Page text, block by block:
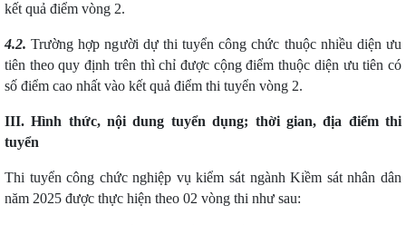
kết quả điểm vòng 2.
4.2. Trường hợp người dự thi tuyển công chức thuộc nhiều diện ưu
tiên theo quy định trên thì chỉ được cộng điểm thuộc diện ưu tiên có
số điểm cao nhất vào kết quả điểm thi tuyển vòng 2.
III. Hình thức, nội dung tuyển dụng; thời gian, địa điểm thi
tuyển
Thi tuyển công chức nghiệp vụ kiểm sát ngành Kiềm sát nhân dân
năm 2025 được thực hiện theo 02 vòng thi như sau: